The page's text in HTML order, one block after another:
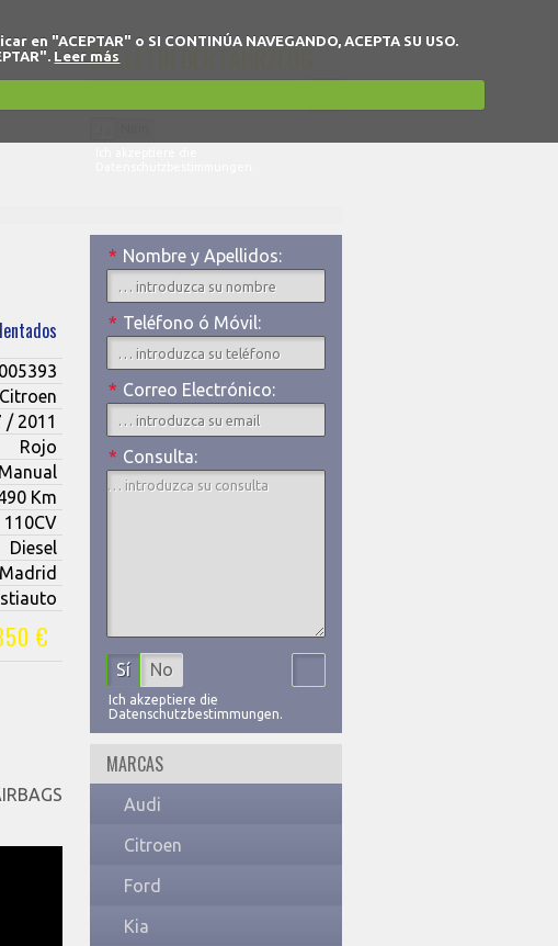
o SI CONTINÚA NAVEGANDO, ACEPTA SU USO.
Leer más
32 BULLETIN DER FAHRZEUG
Nombre y Apellidos:
*
Teléfono ó Móvil:
*
Correo Electrónico:
*
Consulta:
*
Sí No
Ich akzeptiere die
Datenschutzbestimmungen.
MARCAS
Audi
Citroen
Ford
Kia
005393
Citroen
/ 2011
Rojo
Manual
Km
110CV
Diesel
Madrid
€